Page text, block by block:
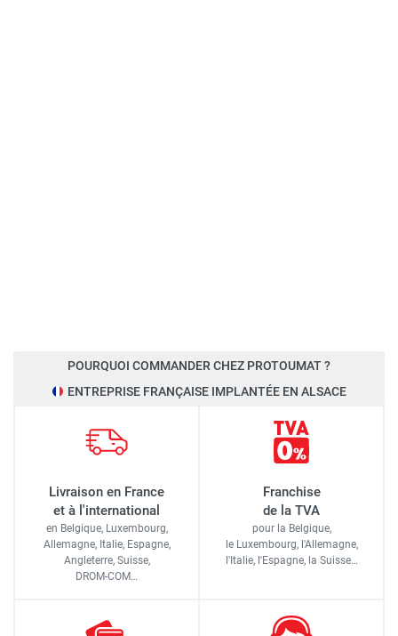
POURQUOI COMMANDER CHEZ PROTOUMAT ?
ENTREPRISE FRANÇAISE IMPLANTÉE EN ALSACE
Livraison en France
et à l'international
en Belgique, Luxembourg,
Allemagne, Italie, Espagne,
Angleterre, Suisse,
DROM-COM…
Franchise
de la TVA
pour la Belgique,
le Luxembourg, l'Allemagne,
l'Italie, l'Espagne, la Suisse…